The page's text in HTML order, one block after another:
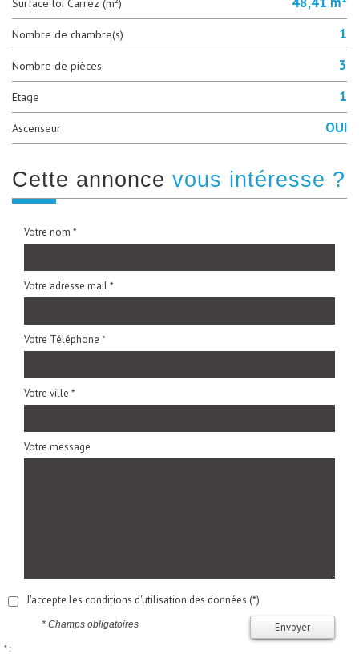
Surface loi Carrez (m²)
Nombre de chambre(s) 1
Nombre de pièces 3
Etage 1
Ascenseur OUI
cette annonce vous intéresse ?
Votre nom *
Votre adresse mail *
Votre Téléphone *
Votre ville *
Votre message
J'accepte les conditions d'utilisation des données (*)
Envoyer
* Champs obligatoires
* :